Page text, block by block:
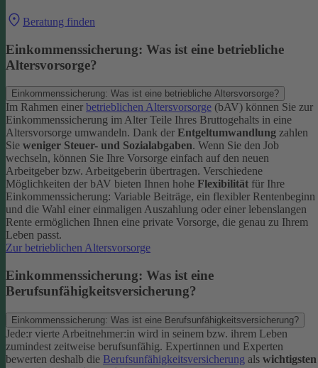
Beratung finden
Einkommenssicherung: Was ist eine betriebliche
Altersvorsorge?
Einkommenssicherung: Was ist eine betriebliche Altersvorsorge?
Im Rahmen einer betrieblichen Altersvorsorge (bAV) können Sie zur
Einkommenssicherung im Alter Teile Ihres Bruttogehalts in eine
Altersvorsorge umwandeln. Dank der Entgeltumwandlung zahlen
Sie weniger Steuer- und Sozialabgaben. Wenn Sie den Job
wechseln, können Sie Ihre Vorsorge einfach auf den neuen
Arbeitgeber bzw. Arbeitgeberin übertragen. Verschiedene
Möglichkeiten der bAV bieten Ihnen hohe Flexibilität für Ihre
Einkommenssicherung: Variable Beiträge, ein flexibler Rentenbeginn
und die Wahl einer einmaligen Auszahlung oder einer lebenslangen
Rente ermöglichen Ihnen eine private Vorsorge, die genau zu Ihrem
Leben passt.
Zur betrieblichen Altersvorsorge
Einkommenssicherung: Was ist eine
Berufsunfähigkeitsversicherung?
Einkommenssicherung: Was ist eine Berufsunfähigkeitsversicherung?
Jede:r vierte Arbeitnehmer:in wird in seinem bzw. ihrem Leben
zumindest zeitweise berufsunfähig. Expertinnen und Experten
bewerten deshalb die Berufsunfähigkeitsversicherung als wichtigsten